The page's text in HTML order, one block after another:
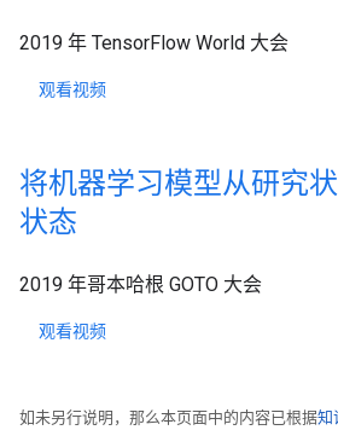
2019 年 TensorFlow World 大会
观看视频
将机器学习模型从研究
状态
2019 年哥本哈根 GOTO 大会
观看视频
如未另行说明，那么本页面中的内容已根据知